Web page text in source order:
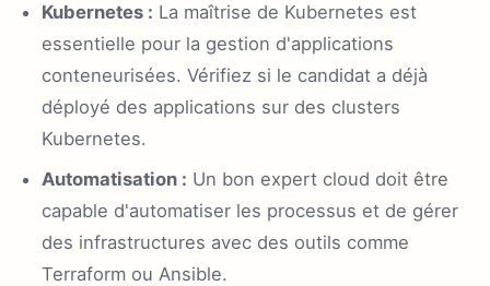
Kubernetes : La maîtrise de Kubernetes est
essentielle pour la gestion d'applications
conteneurisées. Vérifiez si le candidat a déjà
déployé des applications sur des clusters
Kubernetes.
Automatisation : Un bon expert cloud doit être
capable d'automatiser les processus et de gérer
des infrastructures avec des outils comme
Terraform ou Ansible.